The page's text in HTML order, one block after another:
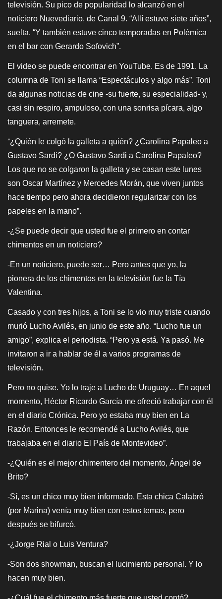
televisión. Su pico de popularidad lo alcanzó en el
noticiero Nuevediario, de Canal 9. “Allí estuve siete años”,
suelta. “Y también estuve cinco temporadas en Polémica
en el bar con Gerardo Sofovich”.
El video se puede encontrar en YouTube. Es de 1991. La
columna de Toni se llama “Espectáculos y algo más”. Toni
da algunas noticias de cine -su fuerte, su especialidad- y,
casi sin respiro, ampuloso, con una sonrisa pícara, algo
tanguera, arremete.
“¿Quién le colgó la galleta a quién? ¿Carolina Papaleo a
Gustavo Sardi? ¿O Gustavo Sardi a Carolina Papaleo?
Los que no se colgaron la galleta y se casan este lunes
son Oscar Martínez y Mercedes Morán, que viven juntos
hace tiempo pero ahora decidieron regularizar con los
papeles en la mano”.
-¿Se puede decir que usted fue el primero en contar
chimentos en un noticiero?
-En un noticiero, puede ser… Pero antes que yo, la
pionera de los chimentos en la televisión fue la Tía
Valentina.
Casado y con tres hijos, a Toni se lo vio muy triste cuando
murió Lucho Avilés, en junio de este año. “Lucho fue un
amigo”, explica el periodista. “Pero ya está. Ya pasó. Me
invitaron a ir a hablar de él a varios programas de
televisión.
Pero no quise. Yo lo traje a Lucho de Uruguay… En aquel
momento, Héctor Ricardo García me ofreció trabajar con él
en el diario Crónica. Pero yo estaba muy bien en La
Razón. Entonces le recomendé a Lucho Avilés, que
trabajaba en el diario El País de Montevideo”.
-¿Quién es el mejor chimentero del momento, Ángel de
Brito?
-Sí, es un chico muy bien informado. Esta chica Calabró
(por Marina) venía muy bien con estos temas, pero
después se bifurcó.
-¿Jorge Rial o Luis Ventura?
-Son dos showman, buscan el lucimiento personal. Y lo
hacen muy bien.